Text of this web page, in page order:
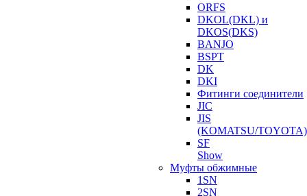
ORFS
DKOL(DKL) и
DKOS(DKS)
BANJO
BSPT
DK
DKI
Фитинги соединители
JIC
JIS
(KOMATSU/TOYOTA)
SF
Show
Муфты обжимные
1SN
2SN